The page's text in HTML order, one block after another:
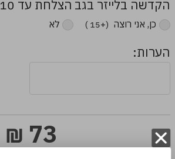
הקדשה בלייזר בגב הצלחת עד 10 מילים:
כן, אני רוצה ‏ (+15 ₪) לא
הערות:
73
₪